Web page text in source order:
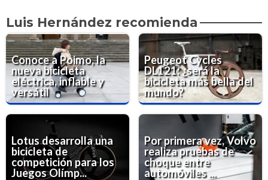
Luis Hernández recomienda
Conoce a Poimo, la
nueva bicicleta
eléctrica, inflable y
versátil
Peugeot Cycles
DL121: ¿será la
bicicleta más bella del
mundo?
Lotus desarrolla una
bicicleta de
competición para los
Juegos Olímp...
Por primera vez, Volvo
realiza pruebas de
choque entre
automóviles ...